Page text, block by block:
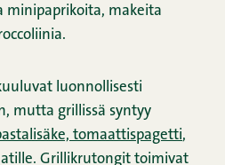
minipaprikoita, makeita
luonnollisesti
mutta grillissä syntyy
tomaattispagetti,
Grillikrutongit toimivat